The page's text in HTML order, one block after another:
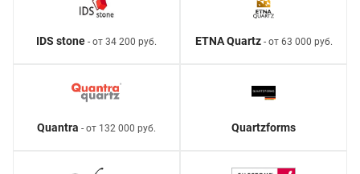
IDS stone - от 34 200 руб. ETNA Quartz- от 63 000 руб.
Quantra - от 132 000 руб. Quartzforms